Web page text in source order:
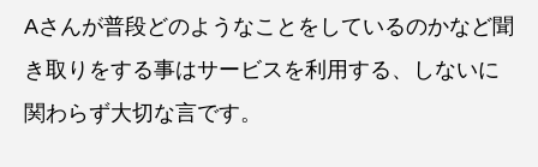
Aさんが普段どのようなことをしているのかなど聞
き取りをする事はサービスを利用する、しないに
関わらず大切な言です。